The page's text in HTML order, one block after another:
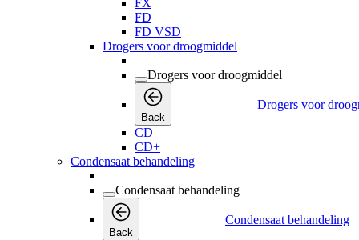
FX
FD
FD VSD
Drogers voor droogmiddel
Drogers voor droogmiddel
Back
Drogers voor
CD
CD+
Condensaat behandeling
Condensaat behandeling
Back
Condensaat behandeling